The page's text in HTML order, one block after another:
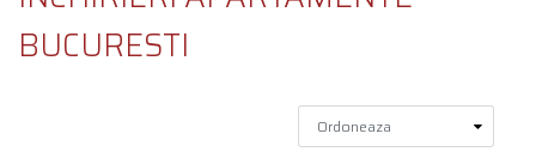
BUCURESTI